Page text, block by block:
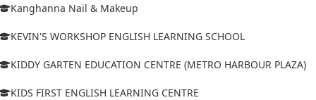
Kanghanna Nail & Makeup
KEVIN'S WORKSHOP ENGLISH LEARNING SCHOOL
KIDDY GARTEN EDUCATION CENTRE (METRO HARBOUR PLAZA)
KIDS FIRST ENGLISH LEARNING CENTRE